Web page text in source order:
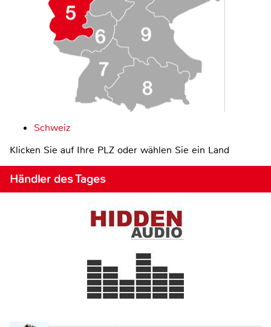
Schweiz
Klicken Sie auf Ihre PLZ oder wählen Sie ein Land
Händler des Tages